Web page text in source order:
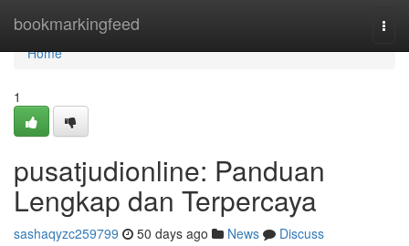
bookmarkingfeed
Home
Home
1
pusatjudionline: Panduan
Lengkap dan Terpercaya
sashaqyzc259799 50 days ago News
Discuss